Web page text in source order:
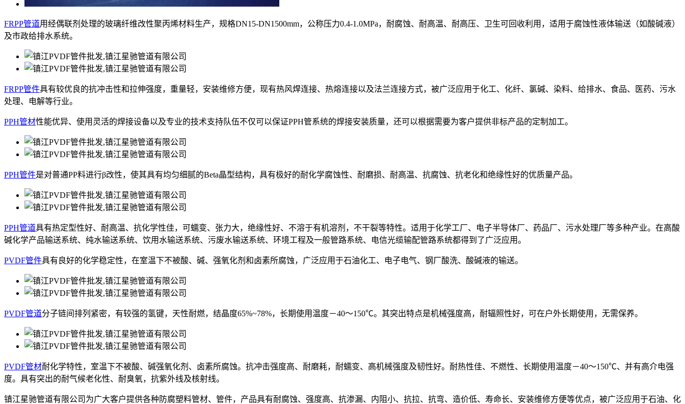
FRPP管道用经偶联剂处理的玻璃纤维改性聚丙烯材料生产，规格DN15-DN1500mm，公称压力0.4-1.0MPa，耐腐蚀、耐高温、耐高压、卫生可回收利用，适用于腐蚀性液体输送（如酸碱液）
及市政给排水系统。
FRPP管件具有较优良的抗冲击性和拉伸强度，重量轻，安装维修方便，现有热风焊连接、热熔连接以及法兰连接方式，被广泛应用于化工、化纤、氯碱、染料、给排水、食品、医药、污水
处理、电解等行业。
PPH管材性能优异、使用灵活的焊接设备以及专业的技术支持队伍不仅可以保证PPH管系统的焊接安装质量，还可以根据需要为客户提供非标产品的定制加工。
PPH管件是对普通PP料进行β改性，使其具有均匀细腻的Beta晶型结构，具有极好的耐化学腐蚀性、耐磨损、耐高温、抗腐蚀、抗老化和绝缘性好的优质量产品。
PPH管道具有热定型性好、耐高温、抗化学性佳，可蠕变、张力大，绝缘性好、不溶于有机溶剂，不干裂等特性。适用于化学工厂、电子半导体厂、药品厂、污水处理厂等多种产业。在高酸
碱化学产品输送系统、纯水输送系统、饮用水输送系统、污废水输送系统、环境工程及一般管路系统、电信光缆输配管路系统都得到了广泛应用。
PVDF管件具有良好的化学稳定性，在室温下不被酸、碱、强氧化剂和卤素所腐蚀，广泛应用于石油化工、电子电气、钢厂酸洗、酸碱液的输送。
PVDF管道分子链间排列紧密，有较强的氢键，天性耐燃，结晶度65%~78%，长期使用温度－40～150℃。其突出特点是机械强度高，耐辐照性好，可在户外长期使用，无需保养。
PVDF管材耐化学特性，室温下不被酸、碱强氧化剂、卤素所腐蚀。抗冲击强度高、耐磨耗，耐蠕变、高机械强度及韧性好。耐热性佳、不燃性、长期使用温度－40～150℃、并有高介电强
度。具有突出的耐气候老化性、耐臭氧，抗紫外线及核射线。
镇江星驰管道有限公司为广大客户提供各种防腐塑料管材、管件，产品具有耐腐蚀、强度高、抗渗漏、内阻小、抗拉、抗弯、造价低、寿命长、安装维修方便等优点，被广泛应用于石油、化